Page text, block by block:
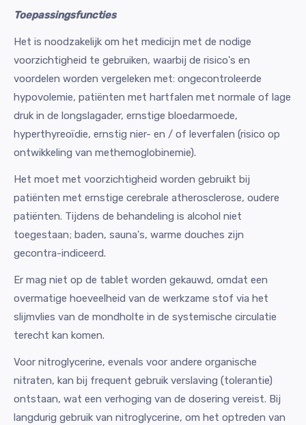
Toepassingsfuncties
Het is noodzakelijk om het medicijn met de nodige
voorzichtigheid te gebruiken, waarbij de risico's en
voordelen worden vergeleken met: ongecontroleerde
hypovolemie, patiënten met hartfalen met normale of lage
druk in de longslagader, ernstige bloedarmoede,
hyperthyreoïdie, ernstig nier- en / of leverfalen (risico op
ontwikkeling van methemoglobinemie).
Het moet met voorzichtigheid worden gebruikt bij
patiënten met ernstige cerebrale atherosclerose, oudere
patiënten. Tijdens de behandeling is alcohol niet
toegestaan; baden, sauna's, warme douches zijn
gecontra-indiceerd.
Er mag niet op de tablet worden gekauwd, omdat een
overmatige hoeveelheid van de werkzame stof via het
slijmvlies van de mondholte in de systemische circulatie
terecht kan komen.
Voor nitroglycerine, evenals voor andere organische
nitraten, kan bij frequent gebruik verslaving (tolerantie)
ontstaan, wat een verhoging van de dosering vereist. Bij
langdurig gebruik van nitroglycerine, om het optreden van